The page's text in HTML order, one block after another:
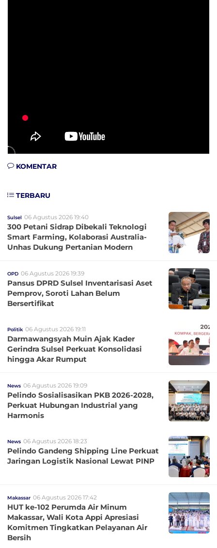
KOMENTAR
TERBARU
Sulsel 06 Agustus 2026 19:40
300 Petani Sidrap Dibekali Teknologi
Smart Farming, Kolaborasi Australia-
Unhas Dukung Pertanian Modern
OPD 06 Agustus 2026 19:39
Pansus DPRD Sulsel Inventarisasi Aset
Pemprov, Soroti Lahan Belum
Bersertifikat
Politik 06 Agustus 2026 19:11
Darmawangsyah Muin Ajak Kader
Gerindra Sulsel Perkuat Konsolidasi
hingga Akar Rumput
News 06 Agustus 2026 19:09
Pelindo Sosialisasikan PKB 2026-2028,
Perkuat Hubungan Industrial yang
Harmonis
News 06 Agustus 2026 18:23
Pelindo Gandeng Shipping Line Perkuat
Jaringan Logistik Nasional Lewat PINP
Makassar 06 Agustus 2026 17:42
HUT ke-102 Perumda Air Minum
Makassar, Wali Kota Appi Apresiasi
Komitmen Tingkatkan Pelayanan Air
Bersih